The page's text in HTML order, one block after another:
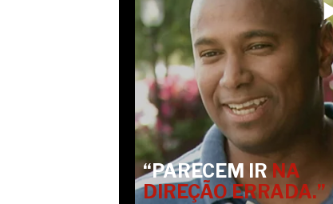
“PARECEM IRNA
DIREÇÃO ERRADA.”